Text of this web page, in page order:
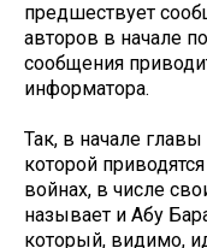
предшествует
авторов в начале
сообщения
информатора.
Так, в начале
которой
войнах, в числе
называет и Абу
который, видимо,